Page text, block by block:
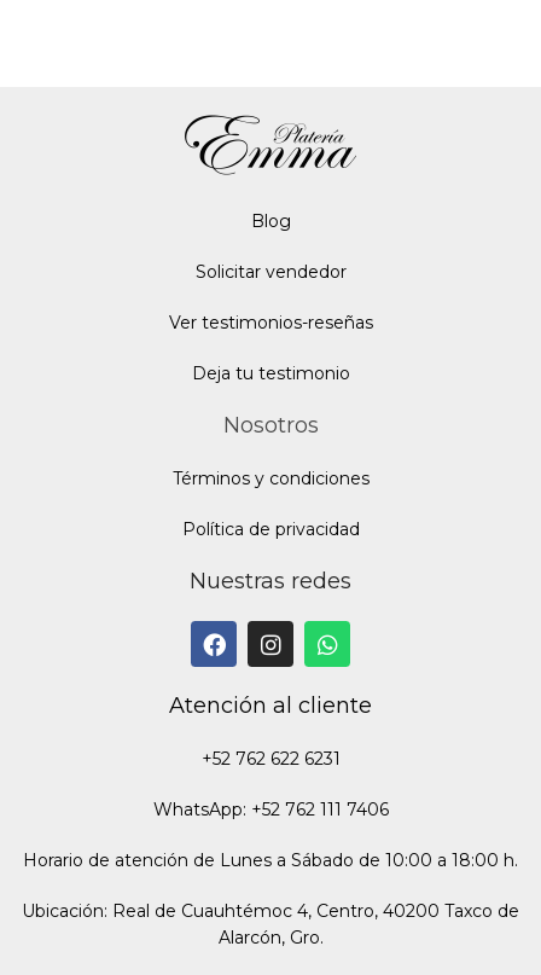
Blog
Solicitar vendedor
Ver testimonios-reseñas
Deja tu testimonio
Nosotros
Términos y condiciones
Política de privacidad
Nuestras redes
Atención al cliente
+52 762 622 6231
WhatsApp: +52 762 111 7406
Horario de atención de Lunes a Sábado de 10:00 a 18:00 h.
Ubicación: Real de Cuauhtémoc 4, Centro, 40200 Taxco de
Alarcón, Gro.